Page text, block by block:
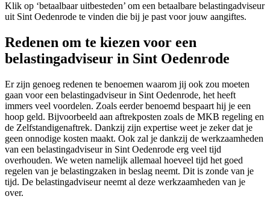
Klik op ‘betaalbaar uitbesteden’ om een betaalbare belastingadviseur
uit Sint Oedenrode te vinden die bij je past voor jouw aangiftes.
Redenen om te kiezen voor een
belastingadviseur in Sint Oedenrode
Er zijn genoeg redenen te benoemen waarom jij ook zou moeten
gaan voor een belastingadviseur in Sint Oedenrode, het heeft
immers veel voordelen. Zoals eerder benoemd bespaart hij je een
hoop geld. Bijvoorbeeld aan aftrekposten zoals de MKB regeling en
de Zelfstandigenaftrek. Dankzij zijn expertise weet je zeker dat je
geen onnodige kosten maakt. Ook zal je dankzij de werkzaamheden
van een belastingadviseur in Sint Oedenrode erg veel tijd
overhouden. We weten namelijk allemaal hoeveel tijd het goed
regelen van je belastingzaken in beslag neemt. Dit is zonde van je
tijd. De belastingadviseur neemt al deze werkzaamheden van je
over.